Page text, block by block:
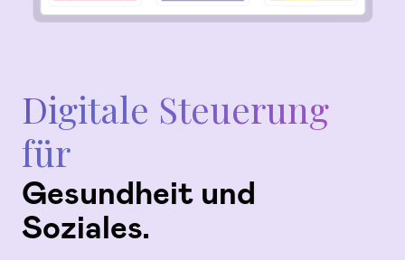
Digitale Steuerung
für
Gesundheit und
Soziales.